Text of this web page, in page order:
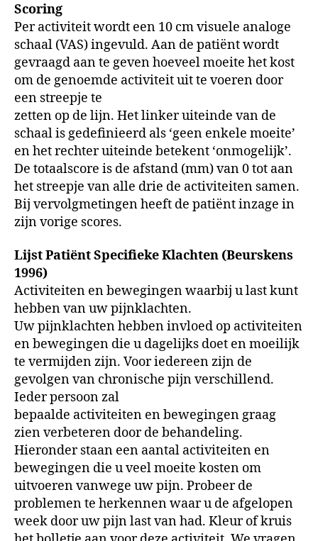
Scoring
Per activiteit wordt een 10 cm visuele analoge
schaal (VAS) ingevuld. Aan de patiënt wordt
gevraagd aan te geven hoeveel moeite het kost
om de genoemde activiteit uit te voeren door
een streepje te
zetten op de lijn. Het linker uiteinde van de
schaal is gedefinieerd als ‘geen enkele moeite’
en het rechter uiteinde betekent ‘onmogelijk’.
De totaalscore is de afstand (mm) van 0 tot aan
het streepje van alle drie de activiteiten samen.
Bij vervolgmetingen heeft de patiënt inzage in
zijn vorige scores.
Lijst Patiënt Specifieke Klachten (Beurskens
1996)
Activiteiten en bewegingen waarbij u last kunt
hebben van uw pijnklachten.
Uw pijnklachten hebben invloed op activiteiten
en bewegingen die u dagelijks doet en moeilijk
te vermijden zijn. Voor iedereen zijn de
gevolgen van chronische pijn verschillend.
Ieder persoon zal
bepaalde activiteiten en bewegingen graag
zien verbeteren door de behandeling.
Hieronder staan een aantal activiteiten en
bewegingen die u veel moeite kosten om
uitvoeren vanwege uw pijn. Probeer de
problemen te herkennen waar u de afgelopen
week door uw pijn last van had. Kleur of kruis